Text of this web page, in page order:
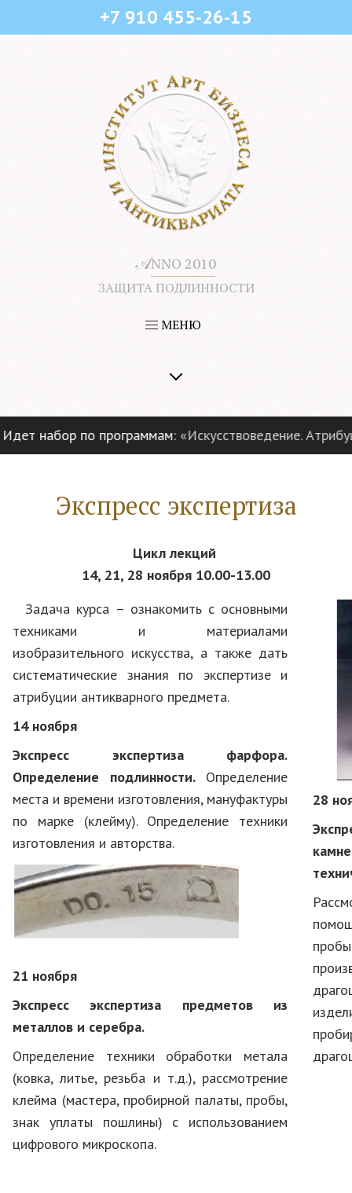
+7 910 455-26-15
𝒜NNO 2010
ЗАЩИТА ПОДЛИННОСТИ
МЕНЮ
набор по программам:«Искусствоведение.
Экспресс экспертиза
Цикл лекций
14, 21, 28 ноября 10.00-13.00
Задача курса – ознакомить с основными
техниками и материалами
изобразительного искусства, а также дать
систематические знания по экспертизе и
атрибуции антикварного предмета.
14 ноября
Экспресс экспертиза фарфора.
Определение подлинности. Определение
места и времени изготовления, мануфактуры
по марке (клейму). Определение техники
изготовления и авторства.
28
21 ноября
Экспресс экспертиза предметов из
металлов и серебра.
Определение техники обработки метала
(ковка, литье, резьба и т.д.), рассмотрение
клейма (мастера, пробирной палаты, пробы,
знак уплаты пошлины) с использованием
цифрового микроскопа.